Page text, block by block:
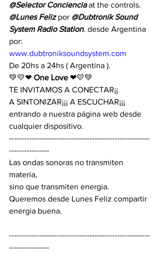
@Selector Conciencia at the controls.
@Lunes Feliz por @Dubtronik Sound
System Radio Station. desde Argentina
por:
www.dubtroniksoundsystem.com
De 20hs a 24hs ( Argentina ).
💚💛❤ One Love ❤💛💚
TE INVITAMOS A CONECTAR¡¡
A SINTONIZAR¡¡¡ A ESCUCHAR¡¡¡
entrando a nuestra página web desde
cualquier dispositivo.
--------------------------------------------------------
----------------
Las ondas sonoras no transmiten
materia,
sino que transmiten energia.
Queremos desde Lunes Feliz compartir
energia buena.
--------------------------------------------------------
----------------